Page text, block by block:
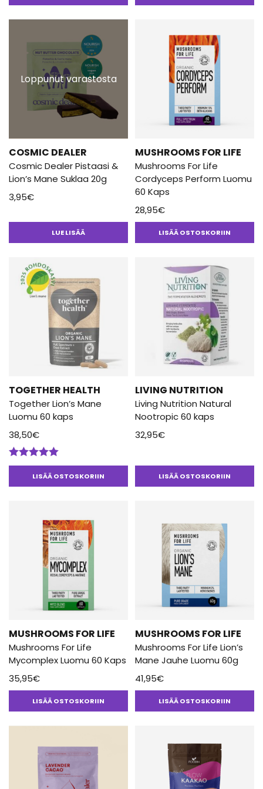
nautittaviin suihke- ja eliksiiri muotoihin.
Loppunut varastosta
COSMIC DEALER
Cosmic Dealer Pistaasi &
Lion’s Mane Suklaa 20g
3,95€
LUE LISÄÄ
MUSHROOMS FOR LIFE
Mushrooms For Life
Cordyceps Perform Luomu
60 Kaps
28,95€
LISÄÄ OSTOSKORIIN
TOGETHER HEALTH
Together Lion’s Mane
Luomu 60 kaps
38,50€
Arvostelu
tuotteesta:LISÄÄ OSTOSKORIIN
LIVING NUTRITION
Living Nutrition Natural
Nootropic 60 kaps
32,95€
LISÄÄ OSTOSKORIIN
MUSHROOMS FOR LIFE
Mushrooms For Life
Mycomplex Luomu 60 Kaps
35,95€
LISÄÄ OSTOSKORIIN
MUSHROOMS FOR LIFE
Mushrooms For Life Lion’s
Mane Jauhe Luomu 60g
41,95€
LISÄÄ OSTOSKORIIN